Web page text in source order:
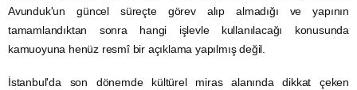
Avunduk'un güncel süreçte görev alıp almadığı ve yapının
tamamlandıktan sonra hangi işlevle kullanılacağı konusunda
kamuoyuna henüz resmî bir açıklama yapılmış değil.
İstanbul'da son dönemde kültürel miras alanında dikkat çeken